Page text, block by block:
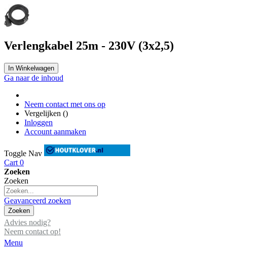
Verlengkabel 25m - 230V (3x2,5)
In Winkelwagen
Ga naar de inhoud
Neem contact met ons op
Vergelijken ()
Inloggen
Account aanmaken
Toggle Nav
Cart 0
Zoeken
Zoeken
Geavanceerd zoeken
Zoeken
Advies nodig?
Neem contact op!
Menu